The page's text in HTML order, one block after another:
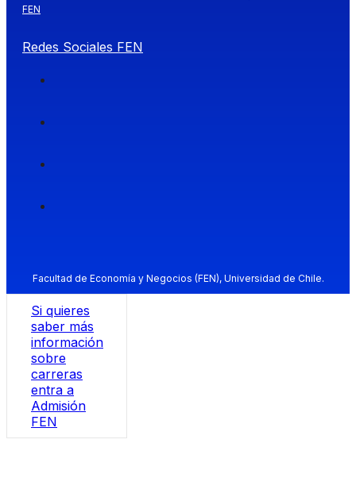
FEN
Redes Sociales FEN
Facultad de Economía y Negocios (FEN), Universidad de Chile.
Si quieres
saber más
información
sobre
carreras
entra a
Admisión
FEN